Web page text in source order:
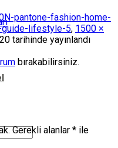
pantone-fashion-home-
lifestyle-5, 1500 ×
tarihinde yayınlandı
bırakabilirsiniz.
Gerekli alanlar * ile